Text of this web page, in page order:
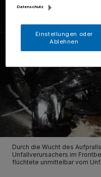
Durch die Wucht des
Unfallverursachers im
flüchtete unmittelbar vom
Datenschutz
Einstellungen oder
Ablehnen